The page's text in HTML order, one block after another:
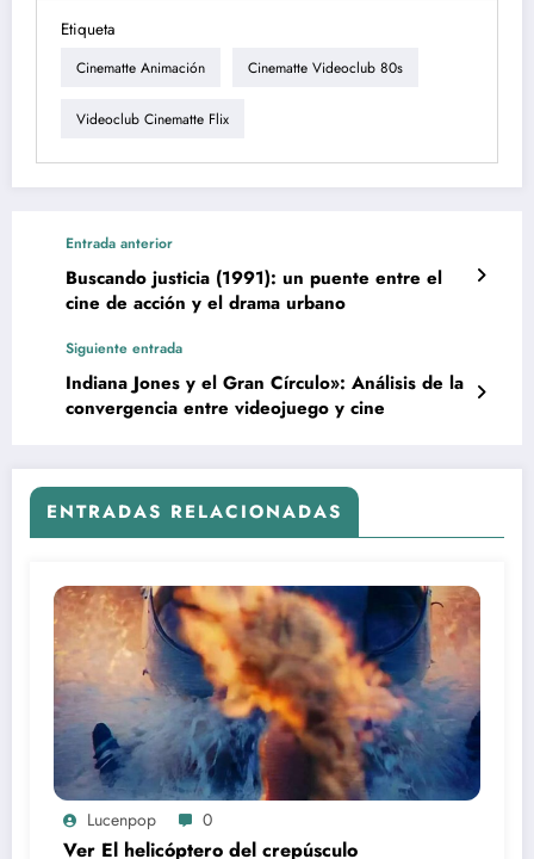
Etiqueta
Cinematte Animación Cinematte Videoclub 80s
Videoclub Cinematte Flix
Entrada anterior
Buscando justicia (1991): un puente entre el
cine de acción y el drama urbano
Siguiente entrada
Indiana Jones y el Gran Círculo»: Análisis de la
convergencia entre videojuego y cine
ENTRADAS RELACIONADAS
Lucenpop 0
Ver El helicóptero del crepúsculo